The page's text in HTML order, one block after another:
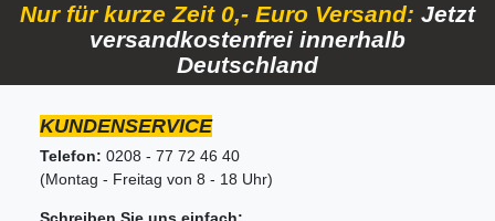
Nur für kurze Zeit 0,- Euro Versand: Jetzt
versandkostenfrei innerhalb
Deutschland
KUNDENSERVICE
Telefon: 0208 - 77 72 46 40
(Montag - Freitag von 8 - 18 Uhr)